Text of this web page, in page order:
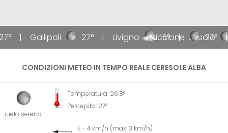
Gallipoli 27° Livigno 15° Jesolo
Riccione 27°
CONDIZIONI METEO IN TEMPO REALE CERESOLE ALBA
cielo sereno
Temperatura: 26.8°
Percepita: 27°
E - 4 km/h (max: 3 km/h)